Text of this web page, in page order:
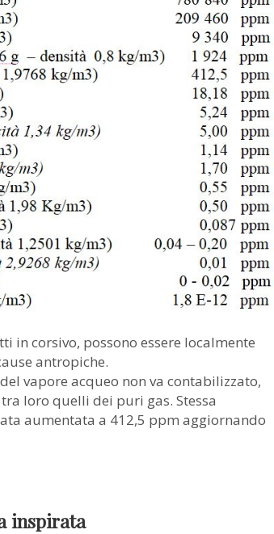
corsivo, possono essere localmente
antropiche.
vapore acqueo non va contabilizzato,
loro quelli dei puri gas. Stessa
aumentata a 412,5 ppm aggiornando
inspirata